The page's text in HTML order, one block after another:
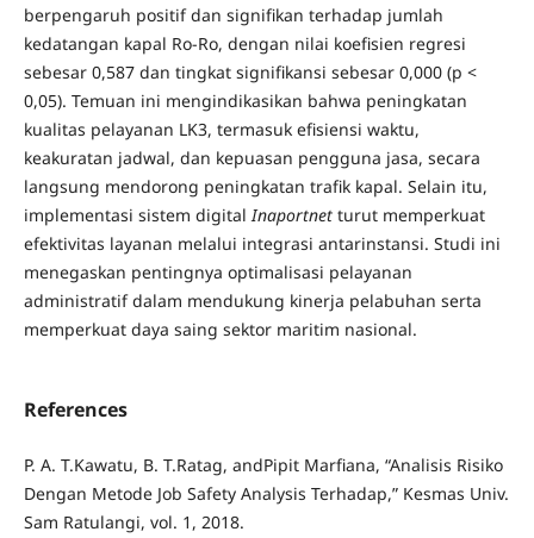
berpengaruh positif dan signifikan terhadap jumlah
kedatangan kapal Ro-Ro, dengan nilai koefisien regresi
sebesar 0,587 dan tingkat signifikansi sebesar 0,000 (p <
0,05). Temuan ini mengindikasikan bahwa peningkatan
kualitas pelayanan LK3, termasuk efisiensi waktu,
keakuratan jadwal, dan kepuasan pengguna jasa, secara
langsung mendorong peningkatan trafik kapal. Selain itu,
implementasi sistem digitalInaportnetturut memperkuat
efektivitas layanan melalui integrasi antarinstansi. Studi ini
menegaskan pentingnya optimalisasi pelayanan
administratif dalam mendukung kinerja pelabuhan serta
memperkuat daya saing sektor maritim nasional.
References
P. A. T.Kawatu, B. T.Ratag, andPipit Marfiana, “Analisis Risiko
Dengan Metode Job Safety Analysis Terhadap,” Kesmas Univ.
Sam Ratulangi, vol. 1, 2018.